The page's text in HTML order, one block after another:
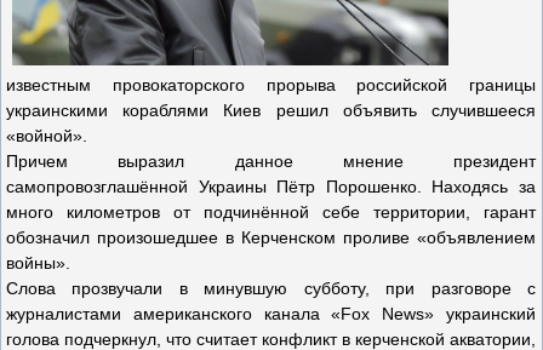
известным провокаторского прорыва российской границы
украинскими кораблями Киев решил объявить случившееся
«войной».
Причем выразил данное мнение президент
самопровозглашённой Украины Пётр Порошенко. Находясь за
много километров от подчинённой себе территории, гарант
обозначил произошедшее в Керченском проливе «объявлением
войны».
Слова прозвучали в минувшую субботу, при разговоре с
журналистами американского канала «Fox News» украинский
голова подчеркнул, что считает конфликт в керченской акватории,